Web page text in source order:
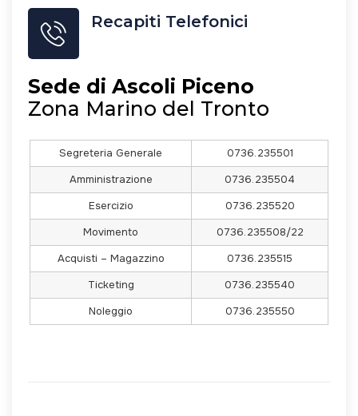
Recapiti Telefonici
Sede di Ascoli Piceno
Zona Marino del Tronto
Segreteria Generale
0736.235501
Amministrazione
0736.235504
Esercizio
0736.235520
Movimento
0736.235508/22
Acquisti – Magazzino
0736.235515
Ticketing
0736.235540
Noleggio
0736.235550